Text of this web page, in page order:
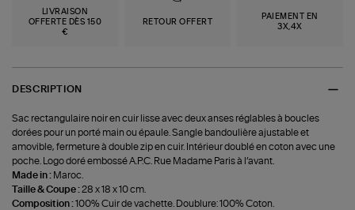
LIVRAISON
OFFERTE DÈS 150
€
RETOUR OFFERT
PAIEMENT EN
3X,4X
DESCRIPTION
Sac rectangulaire noir en cuir lisse avec deux anses réglables à boucles
dorées pour un porté main ou épaule. Sangle bandoulière ajustable et
amovible, fermeture à double zip en cuir. Intérieur doublé en coton avec une
poche. Logo doré embossé A.P.C. Rue Madame Paris à l’avant.
Made in : Maroc.
Taille & Coupe :28 x 18 x 10 cm.
Composition :100% Cuir de vachette. Doublure: 100% Coton.